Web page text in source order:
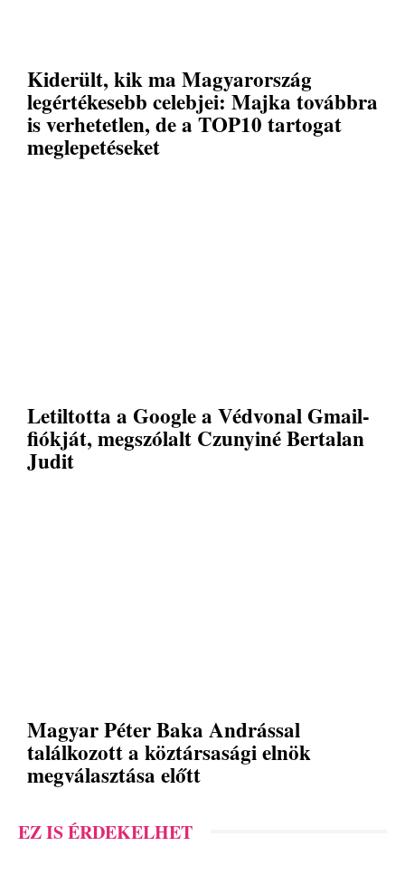
Kiderült, kik ma Magyarország
legértékesebb celebjei: Majka továbbra
is verhetetlen, de a TOP10 tartogat
meglepetéseket
Letiltotta a Google a Védvonal Gmail-
fiókját, megszólalt Czunyiné Bertalan
Judit
Magyar Péter Baka Andrással
találkozott a köztársasági elnök
megválasztása előtt
EZ IS ÉRDEKELHET